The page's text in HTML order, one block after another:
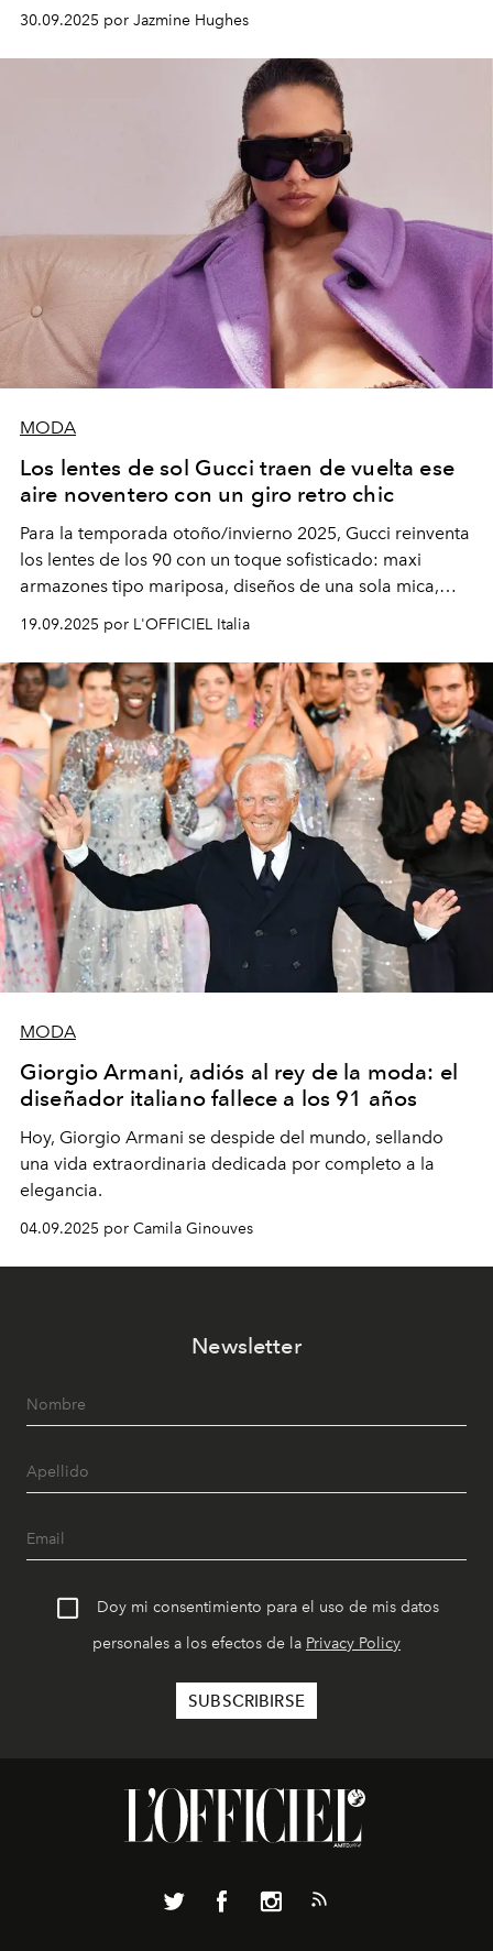
30.09.2025 por Jazmine Hughes
MODA
Los lentes de sol Gucci traen de vuelta ese
aire noventero con un giro retro chic
Para la temporada otoño/invierno 2025, Gucci reinventa
los lentes de los 90 con un toque sofisticado: maxi
armazones tipo mariposa, diseños de una sola mica,
modelos metálicos ovalados con vibra vintage y
elegantes monturas de acetato graduadas. ¿El detalle
que nunca pierde vigencia? La icónica doble G.
19.09.2025 por L'OFFICIEL Italia
MODA
Giorgio Armani, adiós al rey de la moda: el
diseñador italiano fallece a los 91 años
Hoy, Giorgio Armani se despide del mundo, sellando
una vida extraordinaria dedicada por completo a la
elegancia.
04.09.2025 por Camila Ginouves
Newsletter
Doy mi consentimiento para el uso de mis datos
personales a los efectos de la Privacy Policy